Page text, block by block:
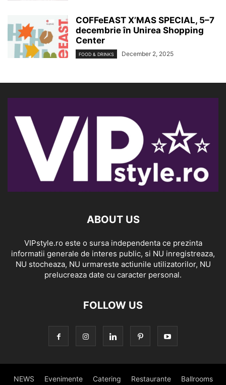
COFFeEAST X’MAS SPECIAL, 5–7
decembrie în Unirea Shopping
Center
FOOD & DRINKS December 2, 2025
ABOUT US
VIPstyle.ro este o sursa independenta ce prezinta
informatii generale de interes public, si NU inregistreaza,
NU stocheaza, NU urmareste actiunile utilizatorilor, NU
prelucreaza date cu caracter personal.
FOLLOW US
NEWS Evenimente Catering Restaurante Ballrooms